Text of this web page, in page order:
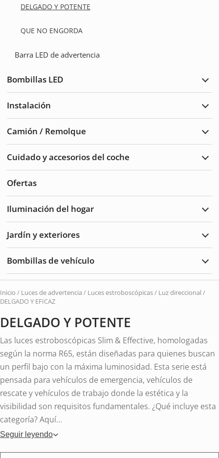
DELGADO Y POTENTE
QUE NO ENGORDA
Barra LED de advertencia
Bombillas LED
Instalación
Camión / Remolque
Cuidado y accesorios del coche
Ofertas
Iluminación del hogar
Jardín y exteriores
Bombillas de vehículo
de
Inicio / Luces de advertencia / Luces estroboscópicas / Luz direccional /
DELGADO Y EFICAZ
DELGADO Y POTENTE
Las luces estroboscópicas Slim & Effective, homologadas
según la norma R65, están diseñadas para quienes buscan
un perfil bajo con la máxima luminosidad. Esta serie está
pensada para vehículos de emergencia, vehículos de
rescate y vehículos de trabajo donde la estética y la
visibilidad son requisitos fundamentales. ¿Qué incluye esta
categoría? Aquí...
Seguir leyendo